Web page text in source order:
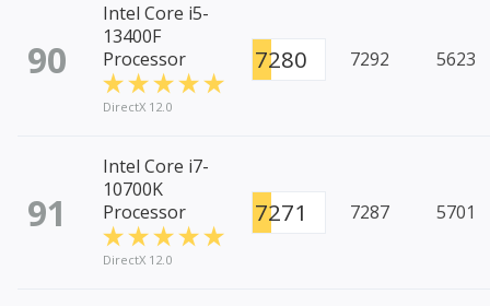
90
Intel Core i5-
13400F
Processor
DirectX 12.0
7280 7292 5623
91
Intel Core i7-
10700K
Processor
DirectX 12.0
7271 7287 5701